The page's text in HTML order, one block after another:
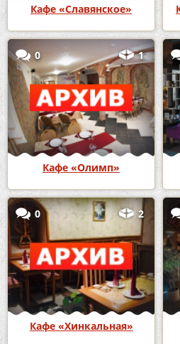
Кафе «Славянское»
0 1
Кафе «Олимп»
0 2
Кафе «Хинкальная»